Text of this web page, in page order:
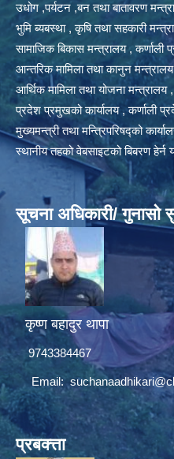
उधोग ,पर्यटन ,बन तथा बातावरण
भुमि ब्यबस्था , कृषि तथा सहकारी
सामाजिक बिकास मन्त्रालय , कर्णाली
आन्तरिक मामिला तथा कानुन
आर्थिक मामिला तथा योजना मन्त्रालय
प्रदेश प्रमुखको कार्यालय , कर्णाली
मुख्यमन्त्री तथा मन्त्रिपरिषद्को
स्थानीय तहको वेबसाइटको बिबरण हेर्न
सूचना अधिकारी/ गुनासो
कृष्ण बहादुर थापा
9743384467
Email:
प्रबक्त्ता